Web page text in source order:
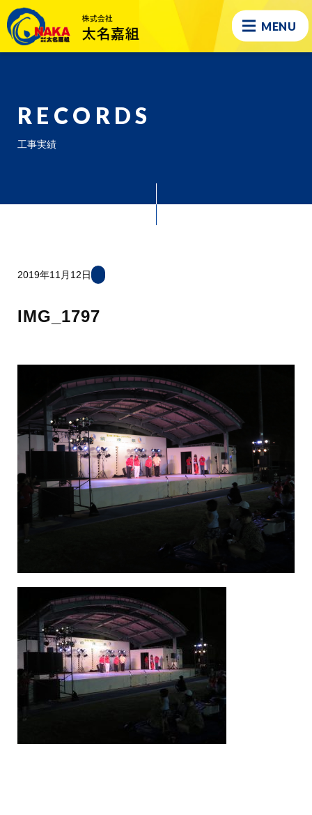
MENU
RECORDS
工事実績
2019年11月12日
IMG_1797